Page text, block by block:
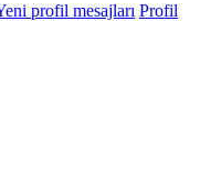
profil mesajları Profil